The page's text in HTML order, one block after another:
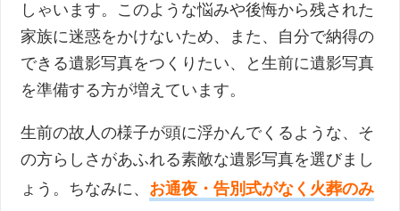
しゃいます。このような悩みや後悔から残された
家族に迷惑をかけないため、また、自分で納得の
できる遺影写真をつくりたい、と生前に遺影写真
を準備する方が増えています。
生前の故人の様子が頭に浮かんでくるような、そ
の方らしさがあふれる素敵な遺影写真を選びまし
ょう。ちなみに、 お通夜・告別式がなく火葬のみ